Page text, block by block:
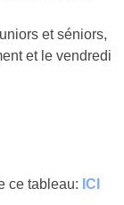
et séniors,
et le vendredi
ce tableau: ICI